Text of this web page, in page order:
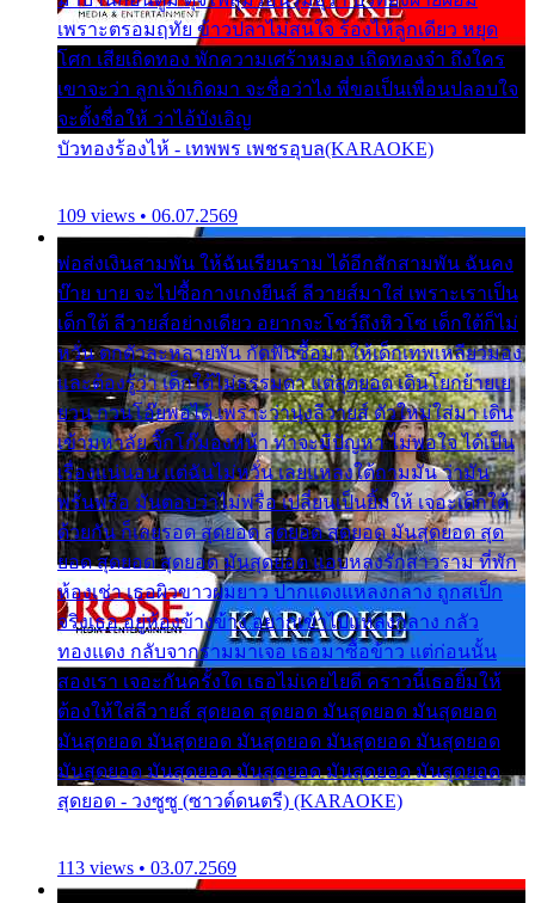
เพราะตรอมฤทัย ข้าวปลาไม่สนใจ ร้องไห้ลูกเดียว หยุด
โศก เสียเถิดทอง พักความเศร้าหมอง เถิดทองจ๋า ถึงใคร
เขาจะว่า ลูกเจ้าเกิดมา จะชื่อว่าไง พี่ขอเป็นเพื่อนปลอบใจ
จะตั้งชื่อให้ ว่าไอ้บังเอิญ
บัวทองร้องไห้ - เทพพร เพชรอุบล(KARAOKE)
109 views • 06.07.2569
พ่อส่งเงินสามพัน ให้ฉันเรียนราม ได้อีกสักสามพัน ฉันคง
บ๊าย บาย จะไปซื้อกางเกงยีนส์ ลีวายส์มาใส่ เพราะเราเป็น
เด็กใต้ ลีวายส์อย่างเดียว อยากจะโชว์ถึงหิวโซ เด็กใต้ก็ไม่
หวั่น ตกตัวละหลายพัน กัดฟันซื้อมา ให้เด็กเทพเหลียวมอง
และต้องรู้ว่า เด็กใต้ไม่ธรรมดา แต่สุดยอด เดินโยกย้ายเย
ยวน กวนโอ๊ยพอได้ เพราะว่านุ่งลีวายส์ ตัวใหม่ใส่มา เดิน
เข้ามหาลัย จิ๊กโก๊มองหน้า ท่าจะมีปัญหา ไม่พอใจ ได้เป็น
เรื่องแน่นอน แต่ฉันไม่หวั่น เลยแหลงใต้ถามมัน ว่ามัน
พรั่นพรือ มันตอบว่าไม่พรื่อ เปลี่ยนเป็นยิ้มให้ เจอะเด็กใต้
ด้วยกัน ก็เลยรอด สุดยอด สุดยอด สุดยอด มันสุดยอด สุด
ยอด สุดยอด สุดยอด มันสุดยอด แอบหลงรักสาวราม ที่พัก
ห้องเช่า เธอผิวขาวผมยาว ปากแดงแหลงกลาง ถูกสเป็ก
จริงเธอ อยู่ห้องข้างข้าง อยากเข้าไปแหลงกลาง กลัว
ทองแดง กลับจากรามมาเจอ เธอมาซื้อข้าว แต่ก่อนนั้น
สองเรา เจอะกันครั้งใด เธอไม่เคยไยดี คราวนี้เธอยิ้มให้
ต้องให้ใส่ลีวายส์ สุดยอด สุดยอด มันสุดยอด มันสุดยอด
มันสุดยอด มันสุดยอด มันสุดยอด มันสุดยอด มันสุดยอด
มันสุดยอด มันสุดยอด มันสุดยอด มันสุดยอด มันสุดยอด
สุดยอด - วงซูซู (ซาวด์ดนตรี) (KARAOKE)
113 views • 03.07.2569